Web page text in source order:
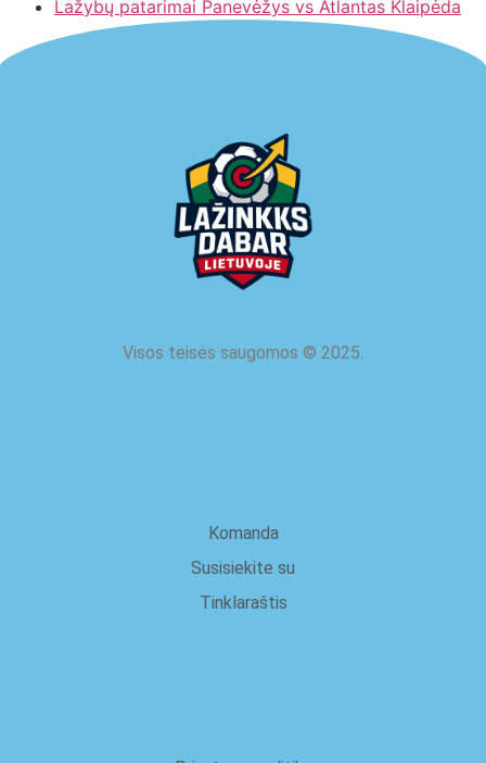
Lažybų patarimai Panevėžys vs Atlantas Klaipėda
Visos teisės saugomos © 2025.
Komanda
Susisiekite su
Tinklaraštis